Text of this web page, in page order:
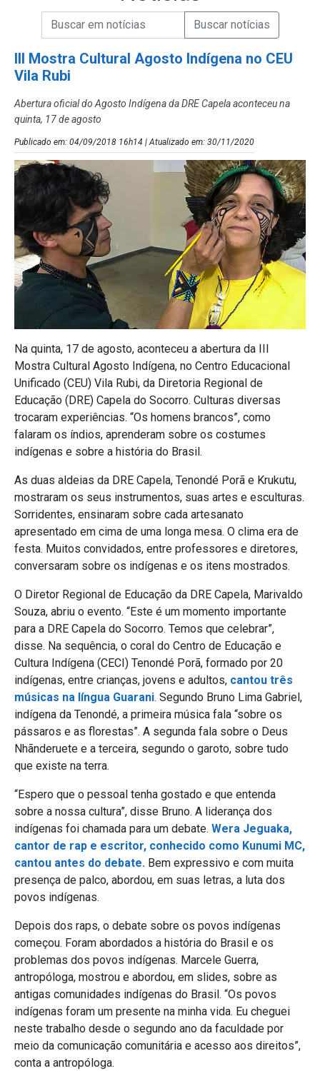
Campo de Busca de Notícias
Campo de Busca de informaçõesEnviar a Busca de Notícias
III Mostra Cultural Agosto Indígena no CEU
Vila Rubi
Abertura oficial do Agosto Indígena da DRE Capela aconteceu na
quinta, 17 de agosto
Publicado em: 04/09/2018 16h14 | Atualizado em: 30/11/2020
Na quinta, 17 de agosto, aconteceu a abertura da III
Mostra Cultural Agosto Indígena, no Centro Educacional
Unificado (CEU) Vila Rubi, da Diretoria Regional de
Educação (DRE) Capela do Socorro. Culturas diversas
trocaram experiências. “Os homens brancos”, como
falaram os índios, aprenderam sobre os costumes
indígenas e sobre a história do Brasil.
As duas aldeias da DRE Capela, Tenondé Porã e Krukutu,
mostraram os seus instrumentos, suas artes e esculturas.
Sorridentes, ensinaram sobre cada artesanato
apresentado em cima de uma longa mesa. O clima era de
festa. Muitos convidados, entre professores e diretores,
conversaram sobre os indígenas e os itens mostrados.
O Diretor Regional de Educação da DRE Capela, Marivaldo
Souza, abriu o evento. “Este é um momento importante
para a DRE Capela do Socorro. Temos que celebrar”,
disse. Na sequência, o coral do Centro de Educação e
Cultura Indígena (CECI) Tenondé Porã, formado por 20
indígenas, entre crianças, jovens e adultos, cantou três
músicas na língua Guarani. Segundo Bruno Lima Gabriel,
indígena da Tenondé, a primeira música fala “sobre os
pássaros e as florestas”. A segunda fala sobre o Deus
Nhãnderuete e a terceira, segundo o garoto, sobre tudo
que existe na terra.
“Espero que o pessoal tenha gostado e que entenda
sobre a nossa cultura”, disse Bruno. A liderança dos
indígenas foi chamada para um debate. Wera Jeguaka,
cantor de rap e escritor, conhecido como Kunumi MC,
cantou antes do debate. Bem expressivo e com muita
presença de palco, abordou, em suas letras, a luta dos
povos indígenas.
Depois dos raps, o debate sobre os povos indígenas
começou. Foram abordados a história do Brasil e os
problemas dos povos indígenas. Marcele Guerra,
antropóloga, mostrou e abordou, em slides, sobre as
antigas comunidades indígenas do Brasil. “Os povos
indígenas foram um presente na minha vida. Eu cheguei
neste trabalho desde o segundo ano da faculdade por
meio da comunicação comunitária e acesso aos direitos”,
conta a antropóloga.